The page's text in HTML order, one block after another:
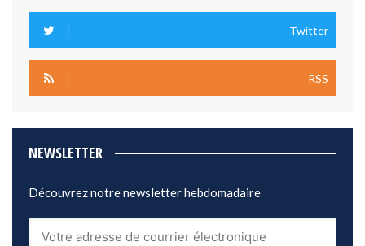
Twitter
RSS
NEWSLETTER
Découvrez notre newsletter hebdomadaire